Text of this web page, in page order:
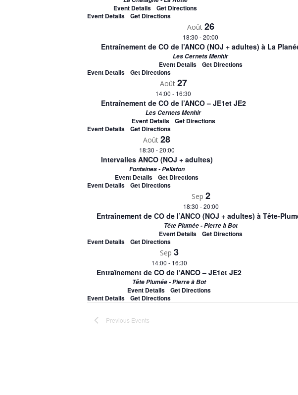
Event Details
Get Directions
Event Details
Get Directions
Août 26
18:30-20:00
Entraînement de CO de l’ANCO (NOJ + adultes) à La
Les Cernets Menhir
Event Details
Get Directions
Event Details
Get Directions
Août 27
14:00- 16:30
Entraînement de CO de l’ANCO – JE1et JE2
Les Cernets Menhir
Event Details
Get Directions
Event Details
Get Directions
Août28
18:30 -20:00
Intervalles ANCO (NOJ + adultes)
Fontaines - Pellaton
Event Details
Get Directions
Event Details
Get Directions
Sep 2
18:30 -20:00
Entraînement de CO de l’ANCO (NOJ + adultes) à Tête-
Tête Plumée - Pierre à Bot
Event Details
Get Directions
Event Details
Get Directions
Sep 3
14:00 - 16:30
Entraînement de CO de l’ANCO – JE1et JE2
Tête Plumée - Pierre à Bot
Event Details
Get Directions
Event Details
Get Directions
Previous Events